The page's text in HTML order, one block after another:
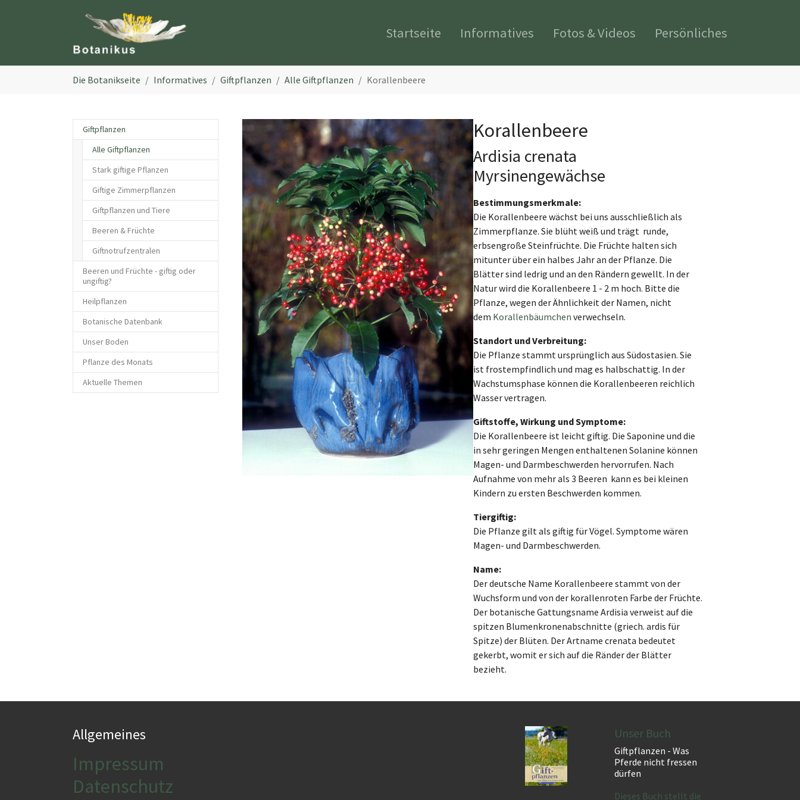
Startseite Informatives Fotos & Videos Persönliches
Die Botanikseite Informatives Giftpflanzen Alle Giftpflanzen Korallenbeere
Giftpflanzen
Alle Giftpflanzen
Stark giftige Pflanzen
Giftige Zimmerpflanzen
Giftpflanzen und Tiere
Beeren & Früchte
Giftnotrufzentralen
Beeren und Früchte - giftig oder
ungiftig?
Heilpflanzen
Botanische Datenbank
Unser Boden
Pflanze des Monats
Aktuelle Themen
Korallenbeere
Ardisia crenata
Myrsinengewächse
Bestimmungsmerkmale:
Die Korallenbeere wächst bei uns ausschließlich als
Zimmerpflanze. Sie blüht weiß und trägt runde,
erbsengroße Steinfrüchte. Die Früchte halten sich
mitunter über ein halbes Jahr an der Pflanze. Die
Blätter sind ledrig und an den Rändern gewellt. In der
Natur wird die Korallenbeere 1 - 2 m hoch. Bitte die
Pflanze, wegen der Ähnlichkeit der Namen, nicht
dem Korallenbäumchen verwechseln.
Standort und Verbreitung:
Die Pflanze stammt ursprünglich aus Südostasien. Sie
ist frostempfindlich und mag es halbschattig. In der
Wachstumsphase können die Korallenbeeren reichlich
Wasser vertragen.
Giftstoffe, Wirkung und Symptome:
Die Korallenbeere ist leicht giftig. Die Saponine und die
in sehr geringen Mengen enthaltenen Solanine können
Magen- und Darmbeschwerden hervorrufen. Nach
Aufnahme von mehr als 3 Beeren kann es bei kleinen
Kindern zu ersten Beschwerden kommen.
Tiergiftig:
Die Pflanze gilt als giftig für Vögel. Symptome wären
Magen- und Darmbeschwerden.
Name:
Der deutsche Name Korallenbeere stammt von der
Wuchsform und von der korallenroten Farbe der Früchte.
Der botanische Gattungsname Ardisia verweist auf die
spitzen Blumenkronenabschnitte (griech. ardis für
Spitze) der Blüten. Der Artname crenata bedeutet
gekerbt, womit er sich auf die Ränder der Blätter
bezieht.
Allgemeines
Impressum
Datenschutz
Unser Buch
Giftpflanzen - Was
Pferde nicht fressen
dürfen
Dieses Buch stellt die